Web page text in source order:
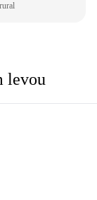
levou